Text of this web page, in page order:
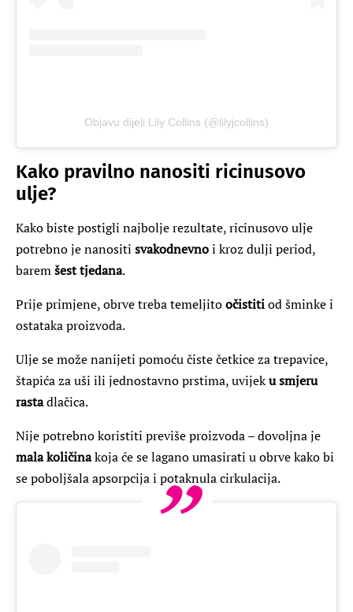
Objavu dijeli Lily Collins (@lilyjcollins)
Kako pravilno nanositi ricinusovo
ulje?
Kako biste postigli najbolje rezultate, ricinusovo ulje
potrebno je nanositi svakodnevnoi kroz dulji period,
baremšest tjedana.
Prije primjene, obrve treba temeljitoočistitiod šminke i
ostataka proizvoda.
Ulje se može nanijeti pomoću čiste četkice za trepavice,
štapića za uši ili jednostavno prstima, uvijeku smjeru
rastadlačica.
Nije potrebno koristiti previše proizvoda – dovoljna je
mala količinakoja će se lagano umasirati u obrve kako bi
se poboljšala apsorpcija i potaknula cirkulacija.